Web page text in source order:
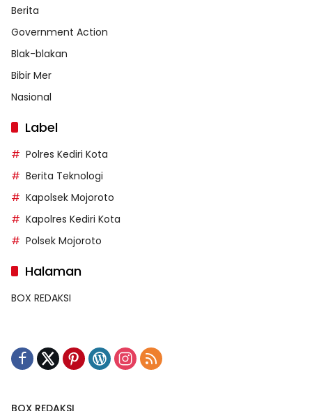
Berita
Government Action
Blak-blakan
Bibir Mer
Nasional
Label
Polres Kediri Kota
Berita Teknologi
Kapolsek Mojoroto
Kapolres Kediri Kota
Polsek Mojoroto
Halaman
BOX REDAKSI
BOX REDAKSI